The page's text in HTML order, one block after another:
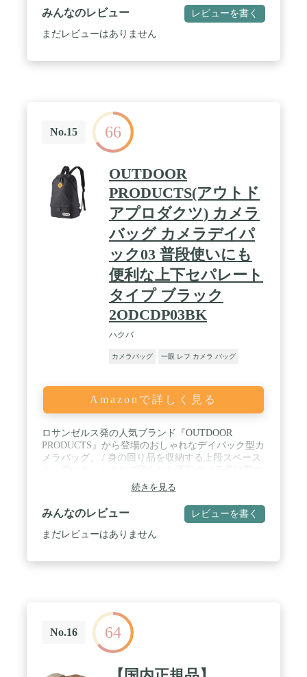
811.93 g / この商品は、Amazonフラストレーション
フリーパッケージ (FFP)で発送されます。 生産国:
中国
みんなのレビュー レビューを書く
まだレビューはありません
No.15 66
OUTDOOR
PRODUCTS(アウトド
アプロダクツ) カメラ
バッグ カメラデイパ
ック03 普段使いにも
便利な上下セパレート
タイプ ブラック
2ODCDP03BK
ハクバ
カメラバッグ 一眼 レフ カメラ バッグ
Amazonで詳しく見る
ロサンゼルス発の人気ブランド『OUTDOOR
PRODUCTS』から登場のおしゃれなデイパック型カ
メラバッグ。 / 身の回り品を収納する上段スペース
使いやすい上下セパレートタイプ。 / カメラバッグ
には見えないカジュアルナデザイン。中仕切りを全
て取り外せば普段使いのデイパックとしても活躍し
ます。 / カメラ収納部内寸法 : 約
W270×H125×D130mm PC収納部参考収容寸法 : 約
続きを見る
みんなのレビュー レビューを書く
まだレビューはありません
No.16 64